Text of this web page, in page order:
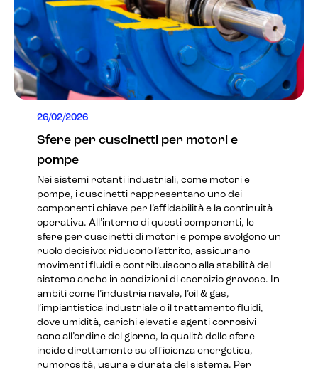
26/02/2026
Sfere per cuscinetti per motori e
pompe
Nei sistemi rotanti industriali, come motori e
pompe, i cuscinetti rappresentano uno dei
componenti chiave per l’affidabilità e la continuità
operativa. All’interno di questi componenti, le
sfere per cuscinetti di motori e pompe svolgono un
ruolo decisivo: riducono l’attrito, assicurano
movimenti fluidi e contribuiscono alla stabilità del
sistema anche in condizioni di esercizio gravose. In
ambiti come l’industria navale, l’oil & gas,
l’impiantistica industriale o il trattamento fluidi,
dove umidità, carichi elevati e agenti corrosivi
sono all’ordine del giorno, la qualità delle sfere
incide direttamente su efficienza energetica,
rumorosità, usura e durata del sistema. Per